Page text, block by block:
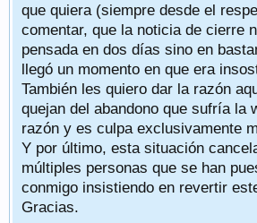
que quiera (siempre desde el
comentar, que la noticia de cierre
pensada en dos días sino en
llegó un momento en que era
También les quiero dar la razón
quejan del abandono que sufría la
razón y es culpa exclusivamente
Y por último, esta situación
múltiples personas que se han
conmigo insistiendo en revertir
Gracias.